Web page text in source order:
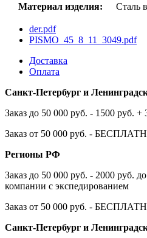
Материал изделия:
Сталь
der.pdf
PISMO_45_8_11_3049.pdf
Доставка
Оплата
Санкт-Петербург и
Заказ до 50 000 руб. - 1500 руб.
Заказ от 50 000 руб. -
Регионы РФ
Заказ до 50 000 руб. - 2000 руб.
компании с экспедированием
Заказ от 50 000 руб. -
Санкт-Петербург и